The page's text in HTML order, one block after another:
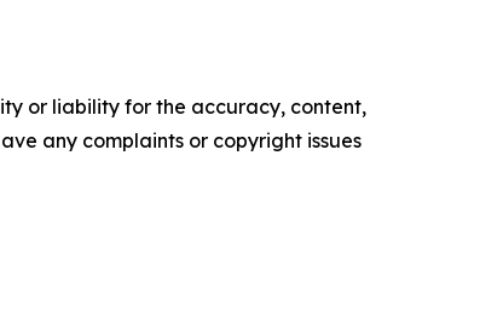
or liability for the accuracy, content,
any complaints or copyright issues